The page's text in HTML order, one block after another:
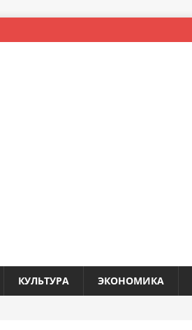
КУЛЬТУРА ЭКОНОМИКА